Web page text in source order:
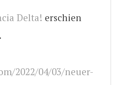
Delta! erschien
.
2022/04/03/neuer-